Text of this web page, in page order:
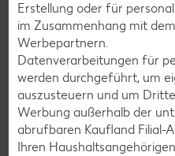
Pasta-Rezepte
Sushi-Rezepte
Raclette-Rezepte
Flammkuchen-Rezepte
Frühstücksrezepte
Erstellung oder für
im Zusammenhang mit
Werbepartnern.
Datenverarbeitungen für
werden durchgeführt, um
auszusteuern und um
Werbung außerhalb der
abrufbaren Kaufland Filial-
Ihren